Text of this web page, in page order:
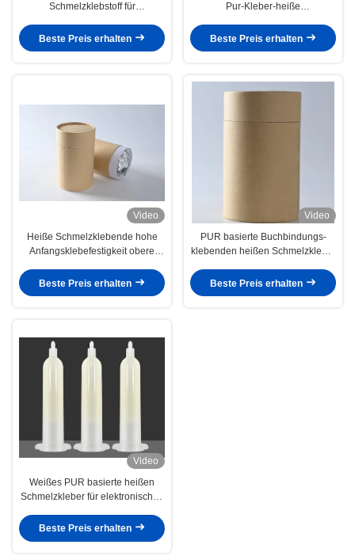
Schmelzklebstoff für
Beste Preis erhalten
Pur-Kleber-heiße
für Haushalt
Beste Preis erhalten
Video
Heiße Schmelzklebende hohe
Anfangsklebefestigkeit obere
Waschmaschine
Beste Preis erhalten
Video
PUR basierte Buchbindungs-
klebenden heißen Schmelzkleber
Beste Preis erhalten
Video
Weißes PUR basierte heißen
Schmelzkleber für elektronisches
Beste Preis erhalten